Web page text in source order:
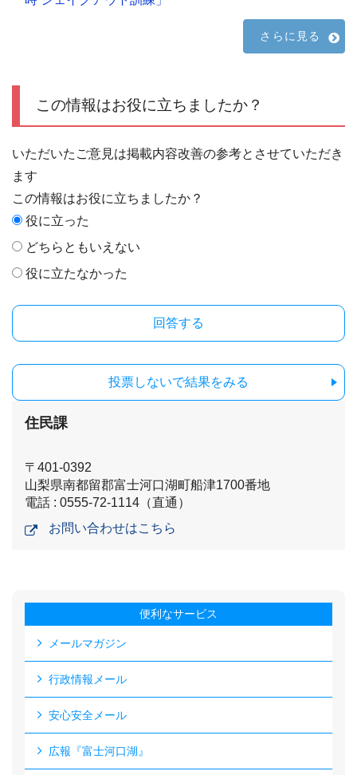
さらに見る
この情報はお役に立ちましたか？
いただいたご意見は掲載内容改善の参考とさせていただき
ます
この情報はお役に立ちましたか？
役に立った
どちらともいえない
役に立たなかった
投票しないで結果をみる
住民課
〒401-0392
山梨県南都留郡富士河口湖町船津1700番地
電話 : 0555-72-1114（直通）
お問い合わせはこちら
便利なサービス
メールマガジン
行政情報メール
安心安全メール
広報『富士河口湖』